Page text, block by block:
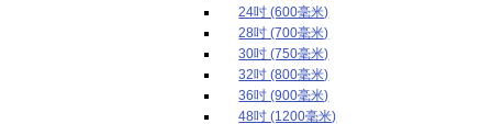
24吋 (600毫米)
28吋 (700毫米)
30吋 (750毫米)
32吋 (800毫米)
36吋 (900毫米)
48吋 (1200毫米)